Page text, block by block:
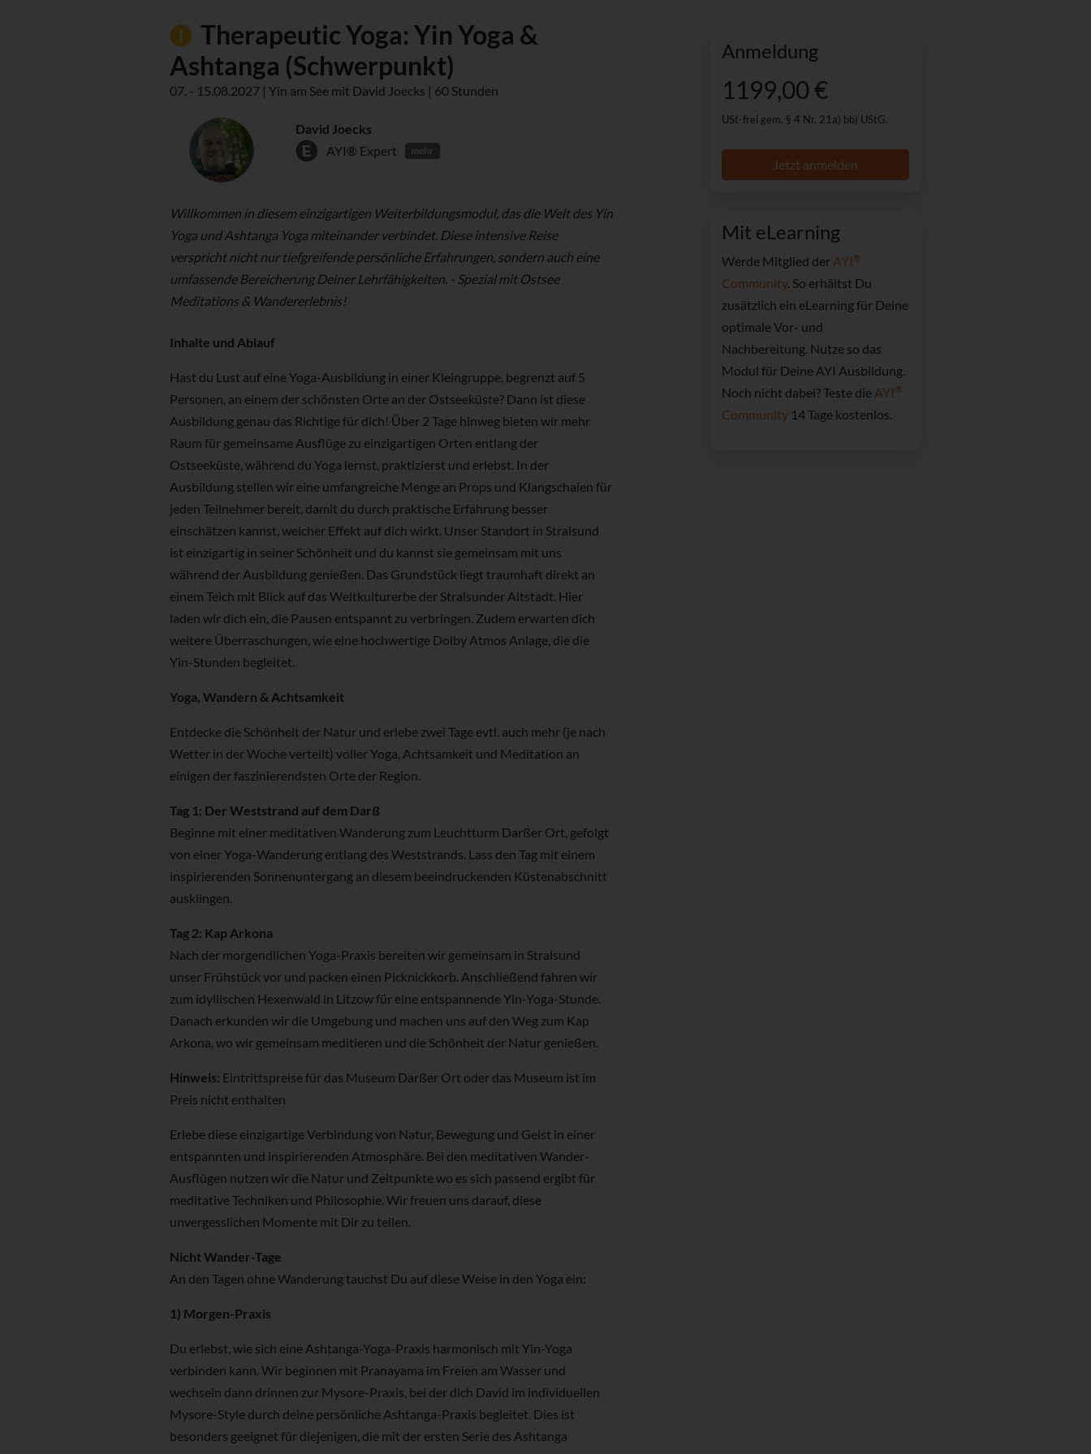
Anmeldung
1199,00 €
USt-frei gem. § 4 Nr. 21a) bb) UStG.
Jetzt anmelden
Mit eLearning
Werde Mitglied der AYI ®
Community. So erhältst Du
zusätzlich ein eLearning für Deine
optimale Vor- und
Nachbereitung. Nutze so das
Modul für Deine AYI Ausbildung.
Noch nicht dabei? Teste die AYI ®
Community 14 Tage kostenlos.
Therapeutic Yoga: Yin Yoga &
Ashtanga (Schwerpunkt)
07. - 15.08.2027 | Yin am See mit David Joecks | 60 Stunden
David Joecks
AYI® Expert
mehr
Willkommen in diesem einzigartigen Weiterbildungsmodul, das die Welt des Yin
Yoga und Ashtanga Yoga miteinander verbindet. Diese intensive Reise
verspricht nicht nur tiefgreifende persönliche Erfahrungen, sondern auch eine
umfassende Bereicherung Deiner Lehrfähigkeiten. - Spezial mit Ostsee
Meditations & Wandererlebnis!
Inhalte und Ablauf
Hast du Lust auf eine Yoga-Ausbildung in einer Kleingruppe, begrenzt auf 5
Personen, an einem der schönsten Orte an der Ostseeküste? Dann ist diese
Ausbildung genau das Richtige für dich! Über 2 Tage hinweg bieten wir mehr
Raum für gemeinsame Ausflüge zu einzigartigen Orten entlang der
Ostseeküste, während du Yoga lernst, praktizierst und erlebst. In der
Ausbildung stellen wir eine umfangreiche Menge an Props und Klangschalen für
jeden Teilnehmer bereit, damit du durch praktische Erfahrung besser
einschätzen kannst, welcher Effekt auf dich wirkt. Unser Standort in Stralsund
ist einzigartig in seiner Schönheit und du kannst sie gemeinsam mit uns
während der Ausbildung genießen. Das Grundstück liegt traumhaft direkt an
einem Teich mit Blick auf das Weltkulturerbe der Stralsunder Altstadt. Hier
laden wir dich ein, die Pausen entspannt zu verbringen. Zudem erwarten dich
weitere Überraschungen, wie eine hochwertige Dolby Atmos Anlage, die die
Yin-Stunden begleitet.
Yoga, Wandern & Achtsamkeit
Entdecke die Schönheit der Natur und erlebe zwei Tage evtl. auch mehr (je nach
Wetter in der Woche verteilt) voller Yoga, Achtsamkeit und Meditation an
einigen der faszinierendsten Orte der Region.
Tag 1: Der Weststrand auf dem Darß
Beginne mit einer meditativen Wanderung zum Leuchtturm Darßer Ort, gefolgt
von einer Yoga-Wanderung entlang des Weststrands. Lass den Tag mit einem
inspirierenden Sonnenuntergang an diesem beeindruckenden Küstenabschnitt
ausklingen.
Tag 2: Kap Arkona
Nach der morgendlichen Yoga-Praxis bereiten wir gemeinsam in Stralsund
unser Frühstück vor und packen einen Picknickkorb. Anschließend fahren wir
zum idyllischen Hexenwald in Litzow für eine entspannende Yin-Yoga-Stunde.
Danach erkunden wir die Umgebung und machen uns auf den Weg zum Kap
Arkona, wo wir gemeinsam meditieren und die Schönheit der Natur genießen.
Hinweis: Eintrittspreise für das Museum Darßer Ort oder das Museum ist im
Preis nicht enthalten
Erlebe diese einzigartige Verbindung von Natur, Bewegung und Geist in einer
entspannten und inspirierenden Atmosphäre. Bei den meditativen Wander-
Ausflügen nutzen wir die Natur und Zeitpunkte wo es sich passend ergibt für
meditative Techniken und Philosophie. Wir freuen uns darauf, diese
unvergesslichen Momente mit Dir zu teilen.
Nicht Wander-Tage
An den Tagen ohne Wanderung tauchst Du auf diese Weise in den Yoga ein:
1) Morgen-Praxis
Du erlebst, wie sich eine Ashtanga-Yoga-Praxis harmonisch mit Yin-Yoga
verbinden kann. Wir beginnen mit Pranayama im Freien am Wasser und
wechseln dann drinnen zur Mysore-Praxis, bei der dich David im individuellen
Mysore-Style durch deine persönliche Ashtanga-Praxis begleitet. Dies ist
besonders geeignet für diejenigen, die mit der ersten Serie des Ashtanga